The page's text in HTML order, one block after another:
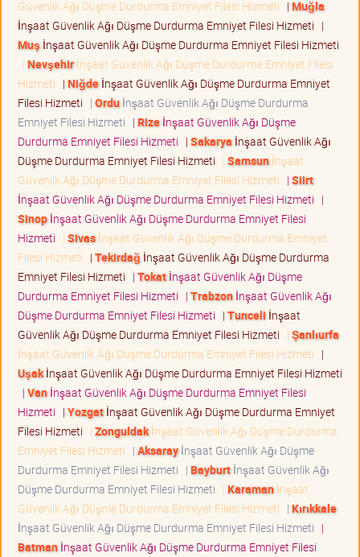
Güvenlik Ağı Düşme Durdurma Emniyet Filesi Hizmeti | Muğla
İnşaat Güvenlik Ağı Düşme Durdurma Emniyet Filesi Hizmeti |
Muş İnşaat Güvenlik Ağı Düşme Durdurma Emniyet Filesi Hizmeti
| Nevşehirİnşaat Güvenlik Ağı Düşme Durdurma Emniyet Filesi
Hizmeti | Niğdeİnşaat Güvenlik Ağı Düşme Durdurma Emniyet
Filesi Hizmeti | Orduİnşaat Güvenlik Ağı Düşme Durdurma
Emniyet Filesi Hizmeti | Rizeİnşaat Güvenlik Ağı Düşme
Durdurma Emniyet Filesi Hizmeti | Sakarya İnşaat Güvenlik Ağı
Düşme Durdurma Emniyet Filesi Hizmeti | Samsunİnşaat
Güvenlik Ağı Düşme Durdurma Emniyet Filesi Hizmeti | Siirt
İnşaat Güvenlik Ağı Düşme Durdurma Emniyet Filesi Hizmeti |
Sinopİnşaat Güvenlik Ağı Düşme Durdurma Emniyet Filesi
Hizmeti | Sivasİnşaat Güvenlik Ağı Düşme Durdurma Emniyet
Filesi Hizmeti | Tekirdağ İnşaat Güvenlik Ağı Düşme Durdurma
Emniyet Filesi Hizmeti | Tokatİnşaat Güvenlik Ağı Düşme
Durdurma Emniyet Filesi Hizmeti | Trabzonİnşaat Güvenlik Ağı
Düşme Durdurma Emniyet Filesi Hizmeti | Tunceli İnşaat
Güvenlik Ağı Düşme Durdurma Emniyet Filesi Hizmeti | Şanlıurfa
İnşaat Güvenlik Ağı Düşme Durdurma Emniyet Filesi Hizmeti |
Uşakİnşaat Güvenlik Ağı Düşme Durdurma Emniyet Filesi Hizmeti
| Vanİnşaat Güvenlik Ağı Düşme Durdurma Emniyet Filesi
Hizmeti | Yozgatİnşaat Güvenlik Ağı Düşme Durdurma Emniyet
Filesi Hizmeti | Zonguldakİnşaat Güvenlik Ağı Düşme Durdurma
Emniyet Filesi Hizmeti | Aksarayİnşaat Güvenlik Ağı Düşme
Durdurma Emniyet Filesi Hizmeti | Bayburtİnşaat Güvenlik Ağı
Düşme Durdurma Emniyet Filesi Hizmeti | Karamanİnşaat
Güvenlik Ağı Düşme Durdurma Emniyet Filesi Hizmeti | Kırıkkale
İnşaat Güvenlik Ağı Düşme Durdurma Emniyet Filesi Hizmeti |
Batmanİnşaat Güvenlik Ağı Düşme Durdurma Emniyet Filesi